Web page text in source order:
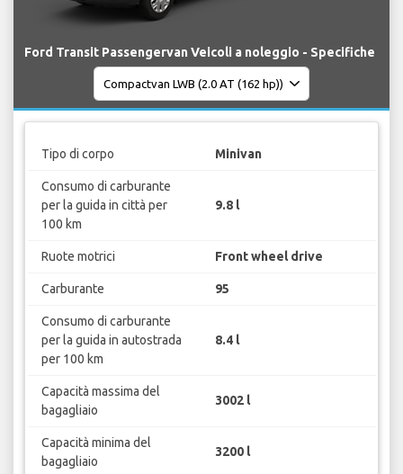
Ford Transit Passengervan Veicoli a noleggio - Specifiche
Tipo di corpo Minivan
Consumo di carburante
per la guida in città per
100 km
9.8 l
Ruote motrici Front wheel drive
Carburante 95
Consumo di carburante
per la guida in autostrada
per 100 km
8.4 l
Capacità massima del
bagagliaio
3002 l
Capacità minima del
bagagliaio
3200 l